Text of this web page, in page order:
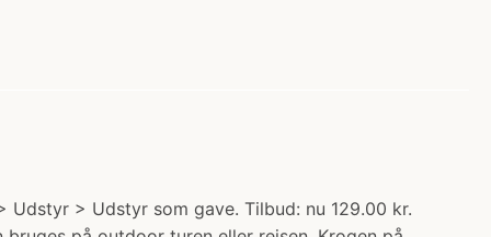
Udstyr > Udstyr som gave. Tilbud: nu 129.00 kr.